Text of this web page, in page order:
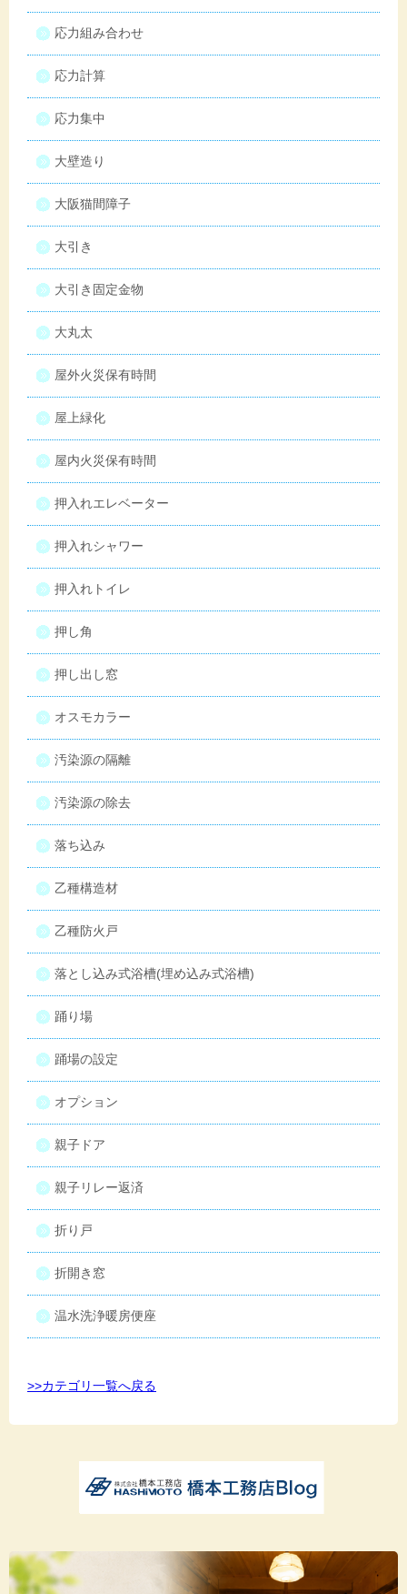
応力組み合わせ
応力計算
応力集中
大壁造り
大阪猫間障子
大引き
大引き固定金物
大丸太
屋外火災保有時間
屋上緑化
屋内火災保有時間
押入れエレベーター
押入れシャワー
押入れトイレ
押し角
押し出し窓
オスモカラー
汚染源の隔離
汚染源の除去
落ち込み
乙種構造材
乙種防火戸
落とし込み式浴槽(埋め込み式浴槽)
踊り場
踊場の設定
オプション
親子ドア
親子リレー返済
折り戸
折開き窓
温水洗浄暖房便座
>>カテゴリ一覧へ戻る